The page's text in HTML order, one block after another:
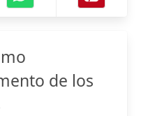
de los